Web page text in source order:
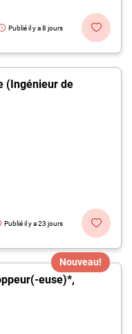
Publié il y a 8 jours
(Ingénieur de
Publié il y a 23 jours
Nouveau!
euse)*,